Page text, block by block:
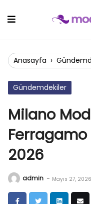
Anasayfa ›
Gündemdekiler
Milano
2026
admin - Mayıs 27, 2026